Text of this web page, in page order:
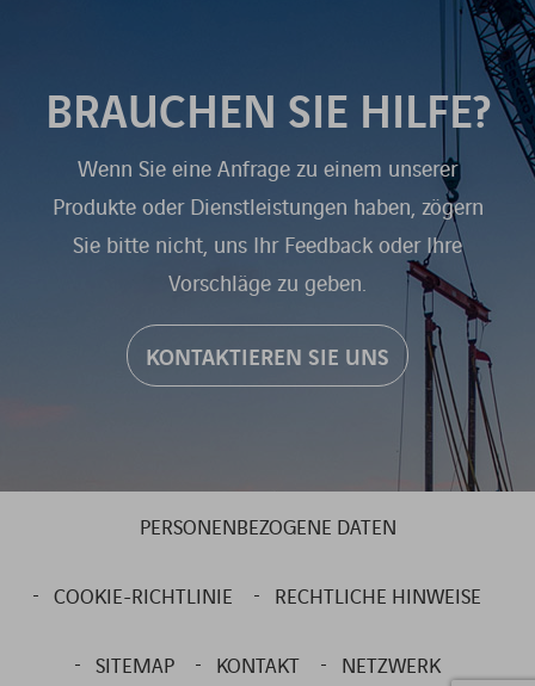
BRAUCHEN SIE HILFE?
Wenn Sie eine Anfrage zu einem unserer
Produkte oder Dienstleistungen haben, zögern
Sie bitte nicht, uns Ihr Feedback oder Ihre
Vorschläge zu geben.
KONTAKTIEREN SIE UNS
PERSONENBEZOGENE DATEN
COOKIE-RICHTLINIE RECHTLICHE HINWEISE
SITEMAP KONTAKT NETZWERK